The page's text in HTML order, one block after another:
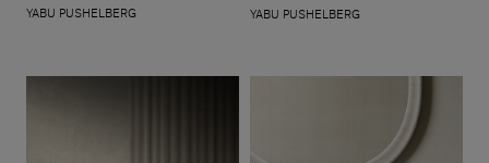
YABU PUSHELBERG YABU PUSHELBERG